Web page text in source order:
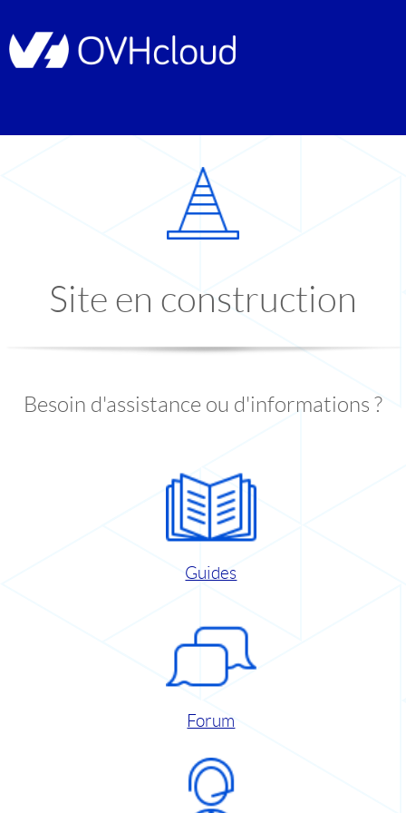
Site en construction
Besoin d'assistance ou d'informations ?
Guides
Forum